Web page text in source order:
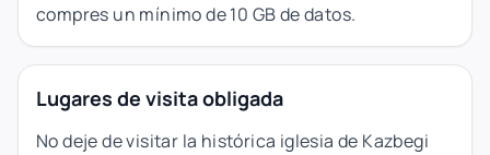
compres un mínimo de 10 GB de datos.
Lugares de visita obligada
No deje de visitar la histórica iglesia de Kazbegi